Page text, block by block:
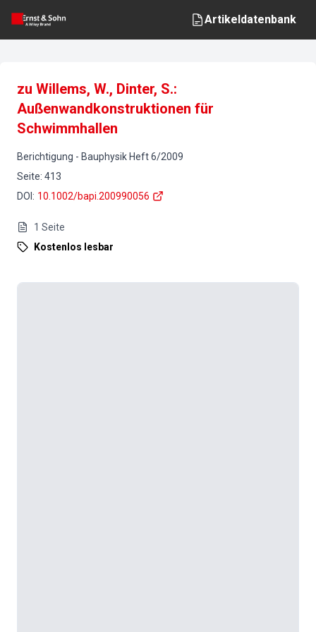
Artikeldatenbank
zu Willems, W., Dinter, S.:
Außenwandkonstruktionen für
Schwimmhallen
Berichtigung - Bauphysik Heft6/2009
Seite: 413
DOI : 10.1002/bapi.200990056
1 Seite
Kostenlos lesbar